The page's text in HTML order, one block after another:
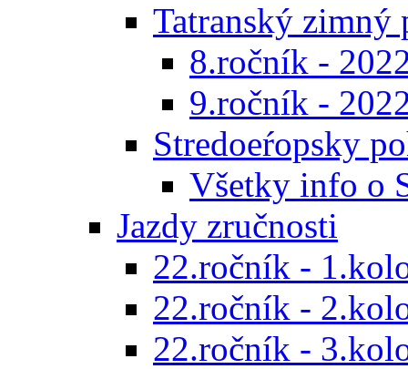
Tatranský zimný
8.ročník -
9.ročník -
Stredoeŕopsky
Všetky info o
Jazdy zručnosti
22.ročník -
22.ročník -
22.ročník -